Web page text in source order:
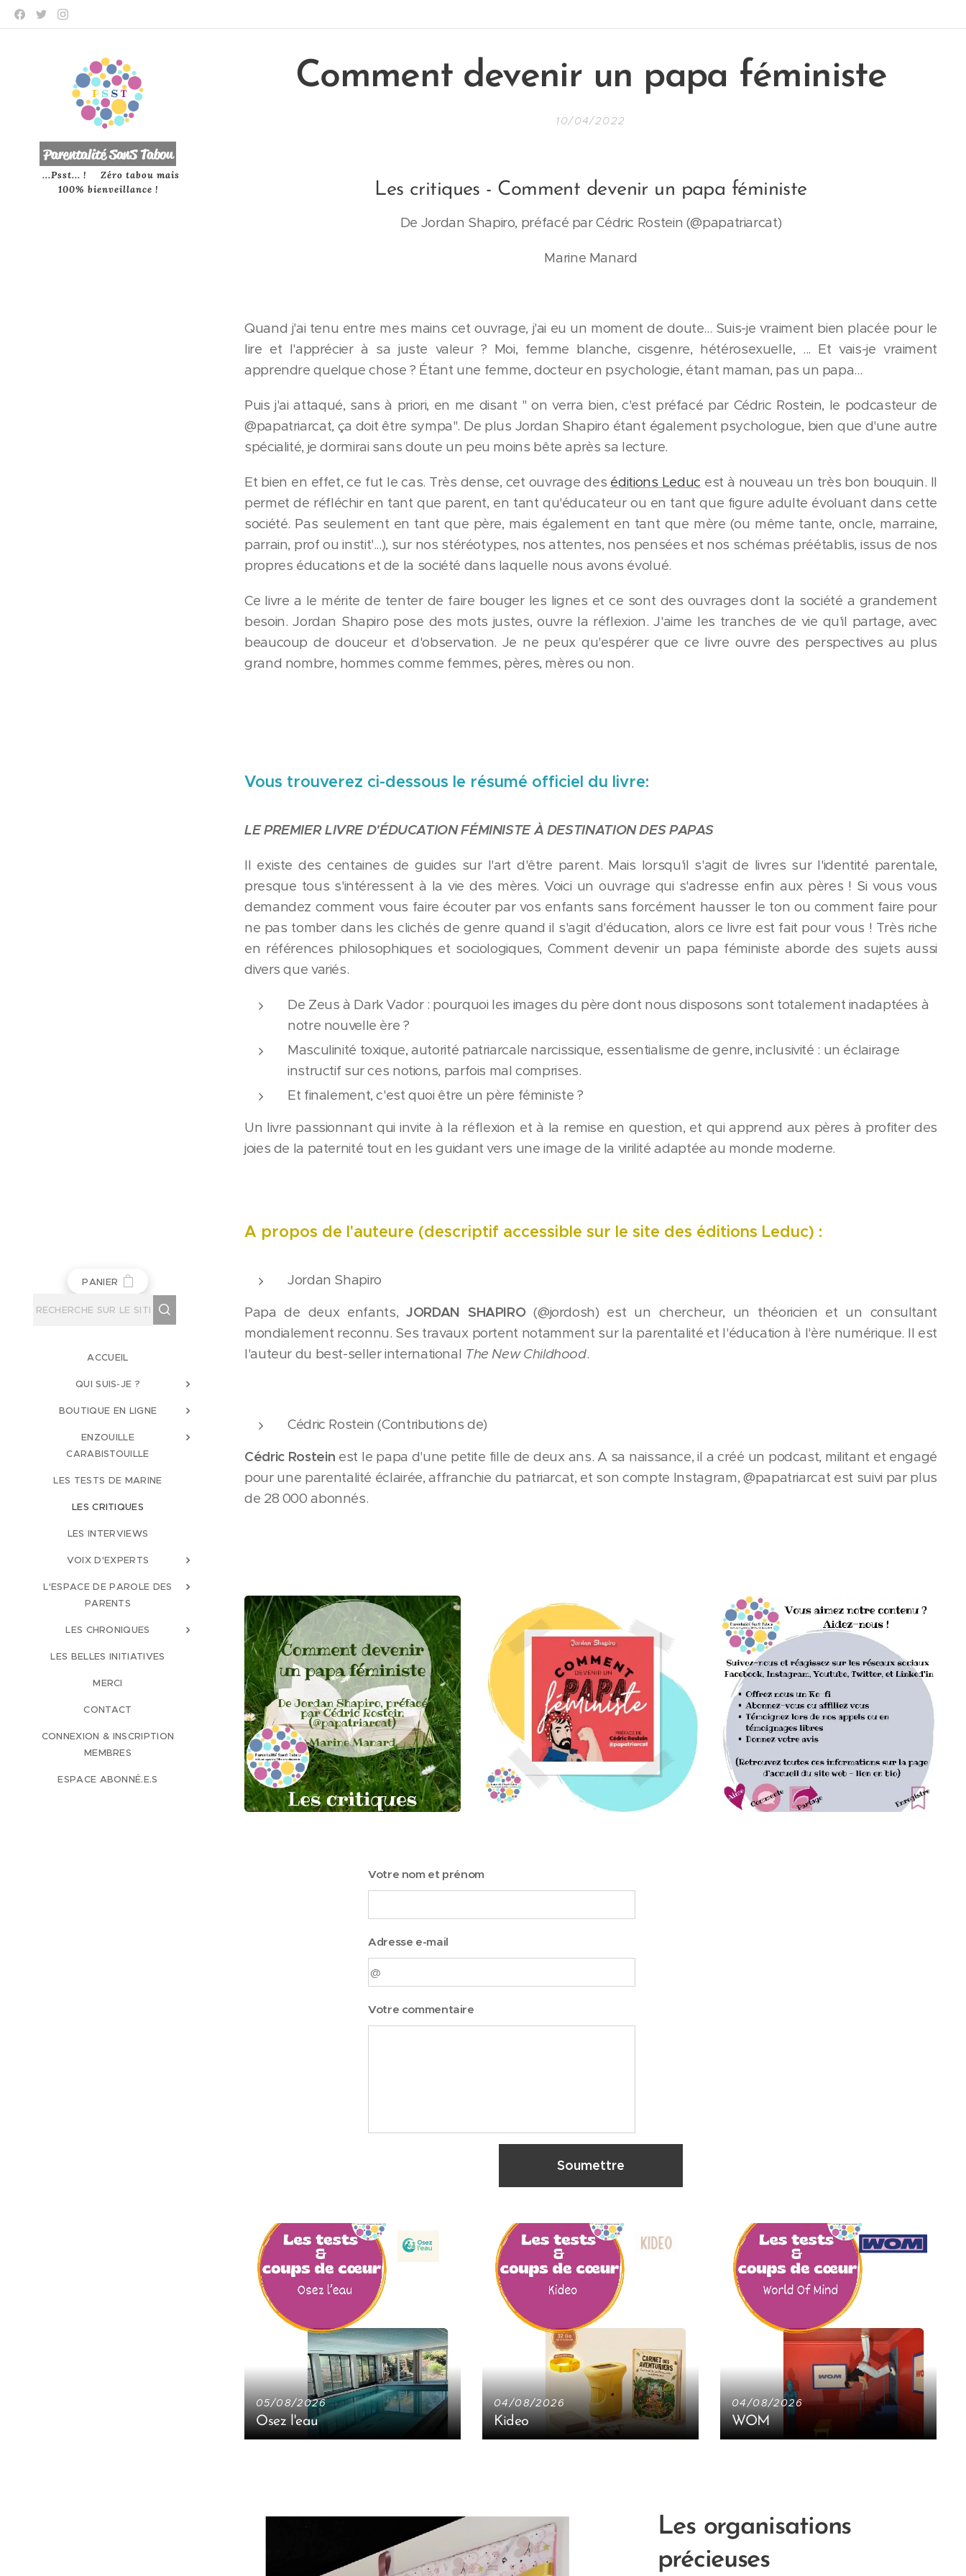
Parentalité SanSTabou
...Psst... ! Zéro tabou mais
100% bienveillance !
PANIER
ACCUEIL
QUI SUIS-JE ?
BOUTIQUE EN LIGNE
ENZOUILLE
CARABISTOUILLE
LES TESTS DE MARINE
LES CRITIQUES
LES INTERVIEWS
VOIX D'EXPERTS
L'ESPACE DE PAROLE DES
PARENTS
LES CHRONIQUES
LES BELLES INITIATIVES
MERCI
CONTACT
CONNEXION & INSCRIPTION
MEMBRES
ESPACE ABONNÉ.E.S
Comment devenir un papa féministe
10/04/2022
Les critiques - Comment devenir un papa féministe
De Jordan Shapiro, préfacé par Cédric Rostein (@papatriarcat)
Marine Manard
Quand j'ai tenu entre mes mains cet ouvrage, j'ai eu un moment de doute... Suis-je vraiment bien placée pour le
lire et l'apprécier à sa juste valeur ? Moi, femme blanche, cisgenre, hétérosexuelle, ... Et vais-je vraiment
apprendre quelque chose ? Étant une femme, docteur en psychologie, étant maman, pas un papa...
Puis j'ai attaqué, sans à priori, en me disant " on verra bien, c'est préfacé par Cédric Rostein, le podcasteur de
@papatriarcat, ça doit être sympa". De plus Jordan Shapiro étant également psychologue, bien que d'une autre
spécialité, je dormirai sans doute un peu moins bête après sa lecture.
Et bien en effet, ce fut le cas. Très dense, cet ouvrage des éditions Leduc est à nouveau un très bon bouquin. Il
permet de réfléchir en tant que parent, en tant qu'éducateur ou en tant que figure adulte évoluant dans cette
société. Pas seulement en tant que père, mais également en tant que mère (ou même tante, oncle, marraine,
parrain, prof ou instit'...), sur nos stéréotypes, nos attentes, nos pensées et nos schémas préétablis, issus de nos
propres éducations et de la société dans laquelle nous avons évolué.
Ce livre a le mérite de tenter de faire bouger les lignes et ce sont des ouvrages dont la société a grandement
besoin. Jordan Shapiro pose des mots justes, ouvre la réflexion. J'aime les tranches de vie qu'il partage, avec
beaucoup de douceur et d'observation. Je ne peux qu'espérer que ce livre ouvre des perspectives au plus
grand nombre, hommes comme femmes, pères, mères ou non.
Vous trouverez ci-dessous le résumé officiel du livre:
LE PREMIER LIVRE D'ÉDUCATION FÉMINISTE À DESTINATION DES PAPAS
Il existe des centaines de guides sur l'art d'être parent. Mais lorsqu'il s'agit de livres sur l'identité parentale,
presque tous s'intéressent à la vie des mères. Voici un ouvrage qui s'adresse enfin aux pères ! Si vous vous
demandez comment vous faire écouter par vos enfants sans forcément hausser le ton ou comment faire pour
ne pas tomber dans les clichés de genre quand il s'agit d'éducation, alors ce livre est fait pour vous ! Très riche
en références philosophiques et sociologiques, Comment devenir un papa féministe aborde des sujets aussi
divers que variés.
De Zeus à Dark Vador : pourquoi les images du père dont nous disposons sont totalement inadaptées à
notre nouvelle ère ?
Masculinité toxique, autorité patriarcale narcissique, essentialisme de genre, inclusivité : un éclairage
instructif sur ces notions, parfois mal comprises.
Et finalement, c'est quoi être un père féministe ?
Un livre passionnant qui invite à la réflexion et à la remise en question, et qui apprend aux pères à profiter des
joies de la paternité tout en les guidant vers une image de la virilité adaptée au monde moderne.
A propos de l'auteure (descriptif accessible sur le site des éditions Leduc) :
Jordan Shapiro
Papa de deux enfants,JORDAN SHAPIRO(@jordosh) est un chercheur, un théoricien et un consultant
mondialement reconnu. Ses travaux portent notamment sur la parentalité et l'éducation à l'ère numérique. Il est
l'auteur du best-seller international The New Childhood.
Cédric Rostein (Contributions de)
Cédric Rostein est le papa d'une petite fille de deux ans. A sa naissance, il a créé un podcast, militant et engagé
pour une parentalité éclairée, affranchie du patriarcat, et son compte Instagram, @papatriarcat est suivi par plus
de 28 000 abonnés.
Votre nom et prénom
Adresse e-mail
Votre commentaire
Soumettre
05/08/2026
Osez l'eau
04/08/2026
Kideo
04/08/2026
WOM
Les organisations
précieuses